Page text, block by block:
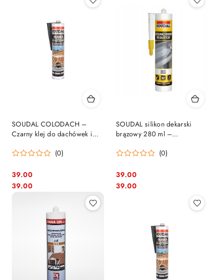
SOUDAL COLODACH –
Czarny klej do dachówek i
(0)
Cena:
39.00
Cena:
39.00
SOUDAL silikon dekarski
brązowy 280 ml –
dachowy
(0)
Cena:
39.00
Cena:
39.00